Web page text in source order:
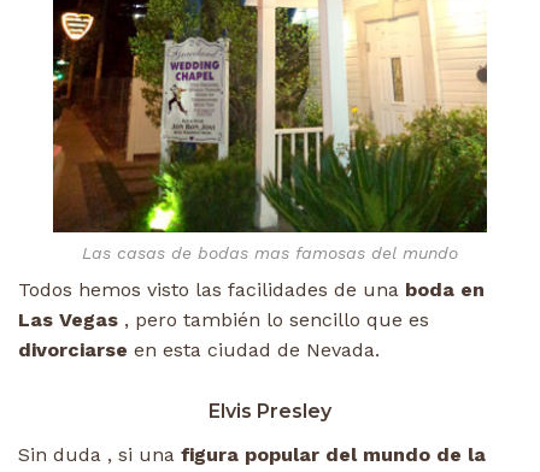
Las casas de bodas mas famosas del mundo
Todos hemos visto las facilidades de una boda en
Las Vegas , pero también lo sencillo que es
divorciarse en esta ciudad de Nevada.
Elvis Presley
Sin duda , si una figura popular del mundo de la